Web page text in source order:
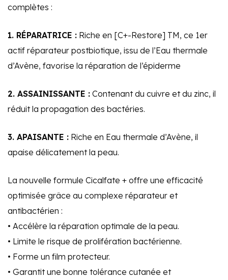
complètes :
1. RÉPARATRICE : Riche en [C+-Restore] TM, ce 1er
actif réparateur postbiotique, issu de l’Eau thermale
d’Avène, favorise la réparation de l’épiderme
2. ASSAINISSANTE : Contenant du cuivre et du zinc, il
réduit la propagation des bactéries.
3. APAISANTE : Riche en Eau thermale d’Avène, il
apaise délicatement la peau.
La nouvelle formule Cicalfate + offre une efficacité
optimisée grâce au complexe réparateur et
antibactérien :
• Accélère la réparation optimale de la peau.
• Limite le risque de prolifération bactérienne.
• Forme un film protecteur.
• Garantit une bonne tolérance cutanée et